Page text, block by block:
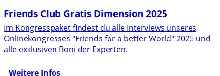
Friends Club Gratis Dimension 2025
Im Kongresspaket findest du alle Interviews unseres
Onlinekongresses "Friends for a better World" 2025 und
alle exklusiven Boni der Experten.
Weitere Infos